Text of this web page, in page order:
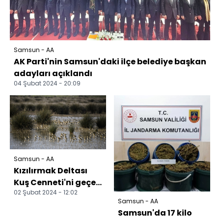
Samsun - AA
AK Parti'nin Samsun'daki ilçe belediye başkan
adayları açıklandı
04 Şubat 2024 - 20:09
Samsun - AA
Kızılırmak Deltası
Kuş Cenneti'ni geçen
yıl 100 bin ziyaretçi
02 Şubat 2024 - 12:02
Samsun - AA
Samsun'da 17 kilo